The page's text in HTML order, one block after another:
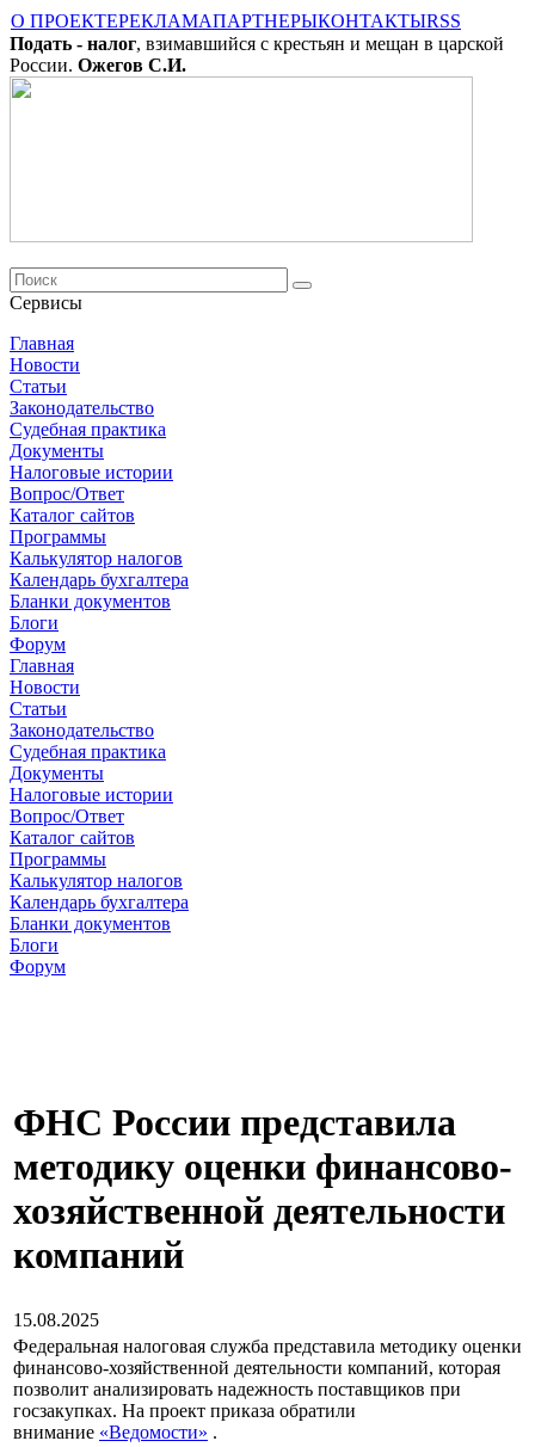
О ПРОЕКТЕРЕКЛАМАПАРТНЕРЫКОНТАКТЫRSS
Подать - налог, взимавшийся с крестьян и мещан в царской
России. Ожегов С.И.
Сервисы
Главная
Новости
Cтатьи
Законодательство
Судебная практика
Документы
Налоговые истории
Вопрос/Ответ
Каталог сайтов
Программы
Калькулятор налогов
Календарь бухгалтера
Бланки документов
Блоги
Форум
Главная
Новости
Cтатьи
Законодательство
Судебная практика
Документы
Налоговые истории
Вопрос/Ответ
Каталог сайтов
Программы
Калькулятор налогов
Календарь бухгалтера
Бланки документов
Блоги
Форум
ФНС России представила
методику оценки финансово-
хозяйственной деятельности
компаний
15.08.2025
Федеральная налоговая служба представила методику оценки
финансово-хозяйственной деятельности компаний, которая
позволит анализировать надежность поставщиков при
госзакупках. На проект приказа обратили
внимание «Ведомости» .